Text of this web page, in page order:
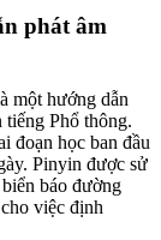
phát âm
một hướng dẫn
tiếng Phổ thông.
đoạn học ban đầu
Pinyin được sử
báo đường
việc định